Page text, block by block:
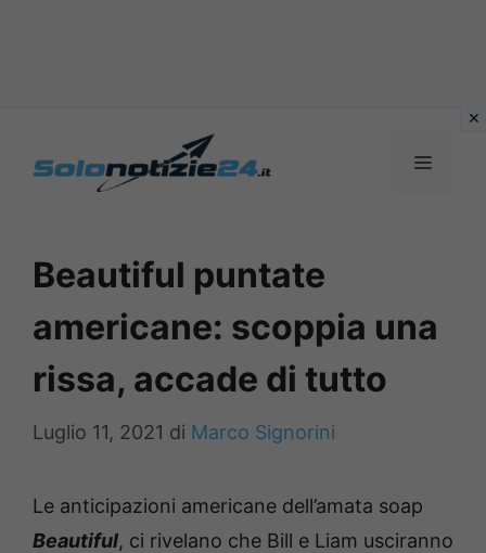
MENU
Beautiful puntate
americane: scoppia una
rissa, accade di tutto
Luglio 11, 2021 di Marco Signorini
Le anticipazioni americane dell’amata soap
Beautiful, ci rivelano che Bill e Liam usciranno